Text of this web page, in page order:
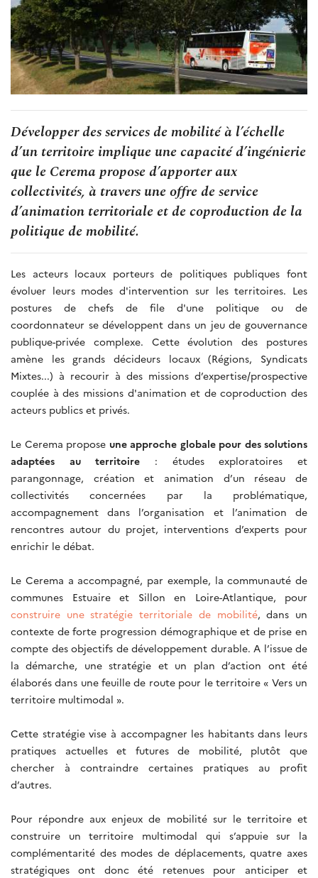
Développer des services de mobilité à l’échelle
d’un territoire implique une capacité d’ingénierie
que le Cerema propose d’apporter aux
collectivités, à travers une offre de service
d’animation territoriale et de coproduction de la
politique de mobilité.
Les acteurs locaux porteurs de politiques publiques font
évoluer leurs modes d'intervention sur les territoires. Les
postures de chefs de file d'une politique ou de
coordonnateur se développent dans un jeu de gouvernance
publique-privée complexe. Cette évolution des postures
amène les grands décideurs locaux (Régions, Syndicats
Mixtes...) à recourir à des missions d’expertise/prospective
couplée à des missions d'animation et de coproduction des
acteurs publics et privés.
Le Cerema propose une approche globale pour des solutions
adaptées au territoire : études exploratoires et
parangonnage, création et animation d’un réseau de
collectivités concernées par la problématique,
accompagnement dans l’organisation et l’animation de
rencontres autour du projet, interventions d’experts pour
enrichir le débat.
Le Cerema a accompagné, par exemple, la communauté de
communes Estuaire et Sillon en Loire-Atlantique, pour
construire une stratégie territoriale de mobilité, dans un
contexte de forte progression démographique et de prise en
compte des objectifs de développement durable. A l’issue de
la démarche, une stratégie et un plan d’action ont été
élaborés dans une feuille de route pour le territoire « Vers un
territoire multimodal ».
Cette stratégie vise à accompagner les habitants dans leurs
pratiques actuelles et futures de mobilité, plutôt que
chercher à contraindre certaines pratiques au profit
d’autres.
Pour répondre aux enjeux de mobilité sur le territoire et
construire un territoire multimodal qui s’appuie sur la
complémentarité des modes de déplacements, quatre axes
stratégiques ont donc été retenues pour anticiper et